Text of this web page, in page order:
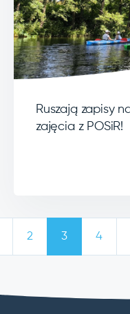
Ruszają zapisy
zajęcia z POSiR!
2 3 4